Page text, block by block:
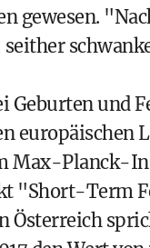
gewesen.
Geburten und
europäischen
Max-Planck-
"Short-Term
Österreich